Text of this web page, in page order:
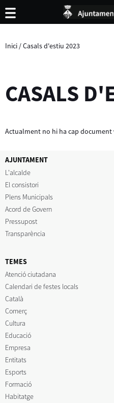
Inici /Casals d'estiu 2023
CASALS
Actualment no hi ha cap
AJUNTAMENT
L'alcalde
El consistori
Plens Municipals
Acord de Govern
Pressupost
Transparència
TEMES
Atenció ciutadana
Calendari de festes locals
Català
Comerç
Cultura
Educació
Empresa
Entitats
Esports
Formació
Habitatge